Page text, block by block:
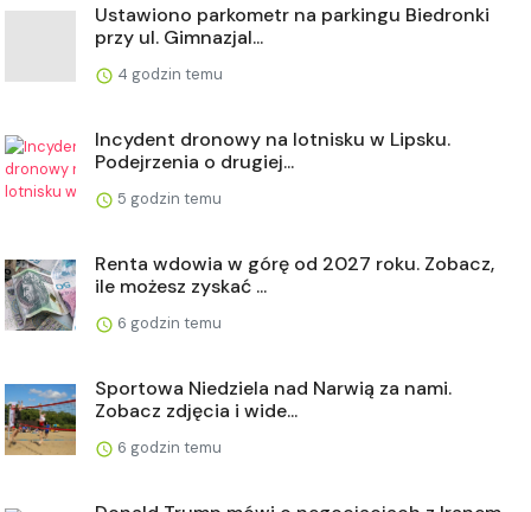
Ustawiono parkometr na parkingu Biedronki
przy ul. Gimnazjal...
4 godzin temu
Incydent dronowy na lotnisku w Lipsku.
Podejrzenia o drugiej...
5 godzin temu
Renta wdowia w górę od 2027 roku. Zobacz,
ile możesz zyskać ...
6 godzin temu
Sportowa Niedziela nad Narwią za nami.
Zobacz zdjęcia i wide...
6 godzin temu